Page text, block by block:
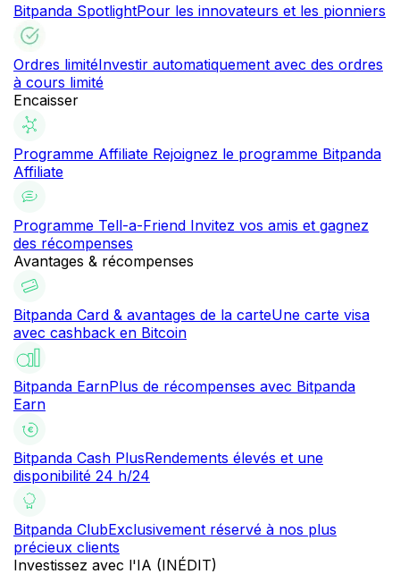
Bitpanda SpotlightPour les innovateurs et les pionniers
Ordres limitéInvestir automatiquement avec des ordres
à cours limité
Encaisser
Programme Affiliate Rejoignez le programme Bitpanda
Affiliate
Programme Tell-a-Friend Invitez vos amis et gagnez
des récompenses
Avantages & récompenses
Bitpanda Card & avantages de la carteUne carte visa
avec cashback en Bitcoin
Bitpanda EarnPlus de récompenses avec Bitpanda
Earn
Bitpanda Cash PlusRendements élevés et une
disponibilité 24 h/24
Bitpanda ClubExclusivement réservé à nos plus
précieux clients
Investissez avec l'IA (INÉDIT)